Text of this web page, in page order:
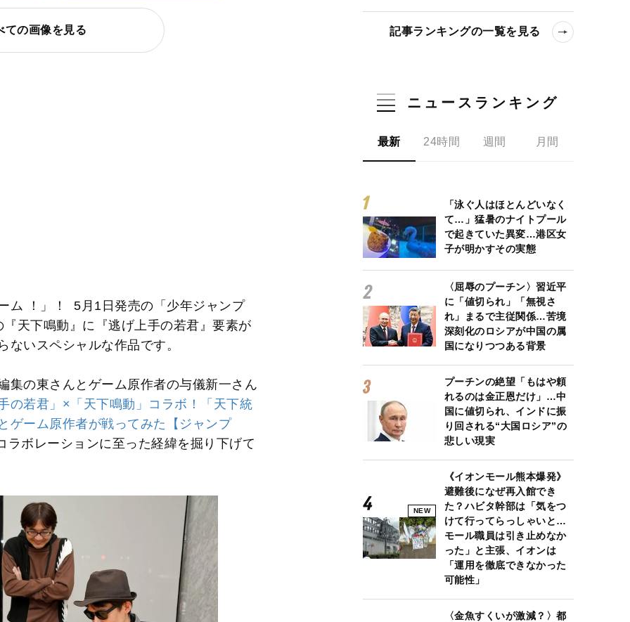
ての画像を見る
ム ！」！ 5月1日発売の「少年ジャンプ
天下鳴動』に『逃げ上手の若君』要素が
いスペシャルな作品です。
集の東さんとゲーム原作者の与儀新一さん
の若君」×「天下鳴動」コラボ！「天下統
ゲーム原作者が戦ってみた【ジャンプ
ボレーションに至った経緯を掘り下げて
記事ランキングの一覧を見る
ニュースランキング
最新 24時間 週間 月間
「泳ぐ人はほとんどいなく
て…」猛暑のナイトプール
で起きていた異変…港区女
子が明かすその実態
〈屈辱のプーチン〉習近平
に「値切られ」「無視さ
れ」まるで主従関係…苦境
深刻化のロシアが中国の属
国になりつつある背景
プーチンの絶望「もはや頼
れるのは金正恩だけ」…中
国に値切られ、インドに振
り回される“大国ロシア”の
悲しい現実
NEW
《イオンモール熊本爆発》
避難後になぜ再入館でき
た？ハビタ幹部は「気をつ
けて行ってらっしゃいと…
モール職員は引き止めなか
った」と主張、イオンは
「運用を徹底できなかった
可能性」
〈金魚すくいが激減？〉都